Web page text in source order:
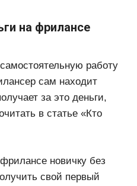
на фрилансе
работу
сам находит
за это деньги,
в статье «Кто
новичку без
свой первый